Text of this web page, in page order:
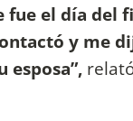
el día del
y me
esposa”,